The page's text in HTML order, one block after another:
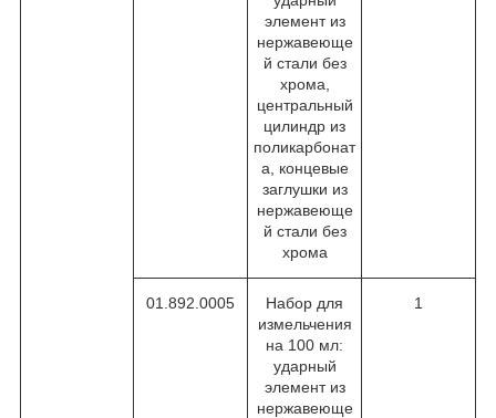
элемент из
нержавеюще
й стали без
хрома,
центральный
цилиндр из
поликарбонат
а, концевые
заглушки из
нержавеюще
й стали без
хрома
01.892.0005
Набор для
измельчения
на 100 мл:
ударный
элемент из
нержавеюще
1